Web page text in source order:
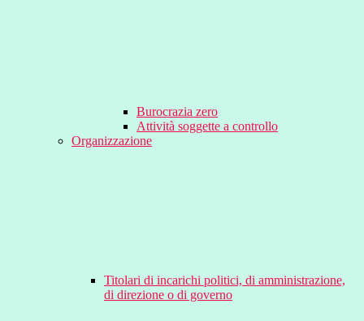
Burocrazia zero
Attività soggette a controllo
Organizzazione
Titolari di incarichi politici, di amministrazione,
di direzione o di governo